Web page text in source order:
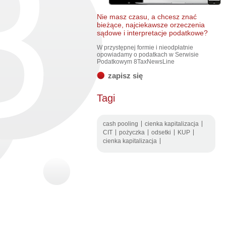
Nie masz czasu, a chcesz znać
bieżące, najciekawsze orzeczenia
sądowe i interpretacje podatkowe?
W przystępnej formie i nieodpłatnie
opowiadamy o podatkach w Serwisie
Podatkowym 8TaxNewsLine
zapisz się
Tagi
cash pooling
cienka kapitalizacja
CIT
pożyczka odsetki
KUP
cienka kapitalizacja